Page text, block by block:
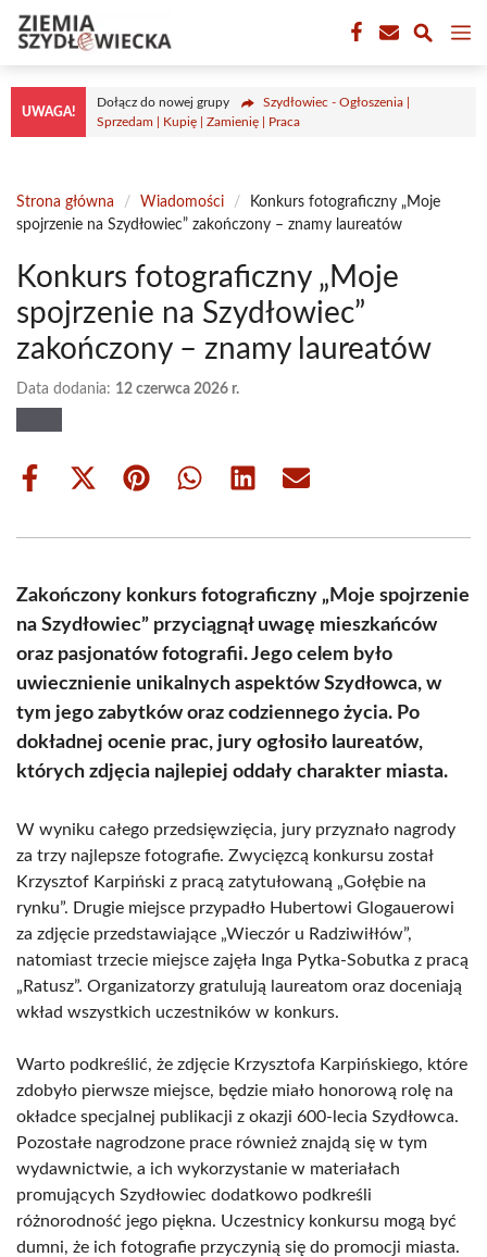
Przejdź
treści
UWAGA!
Dołącz do nowej grupy
Szydłowiec - Ogłoszenia |
Sprzedam | Kupię | Zamienię | Praca
Strona główna / Wiadomości /
Konkurs fotograficzny „Moje
spojrzenie na Szydłowiec” zakończony – znamy laureatów
Konkurs fotograficzny „Moje
spojrzenie na Szydłowiec”
zakończony – znamy laureatów
Data dodania: 12 czerwca 2026 r.
Share
Share
(Twitter)
Share Share Share Share
Zakończony konkurs fotograficzny „Moje spojrzenie
na Szydłowiec” przyciągnął uwagę mieszkańców
oraz pasjonatów fotografii. Jego celem było
uwiecznienie unikalnych aspektów Szydłowca, w
tym jego zabytków oraz codziennego życia. Po
dokładnej ocenie prac, jury ogłosiło laureatów,
których zdjęcia najlepiej oddały charakter miasta.
W wyniku całego przedsięwzięcia, jury przyznało nagrody
za trzy najlepsze fotografie. Zwycięzcą konkursu został
Krzysztof Karpiński z pracą zatytułowaną „Gołębie na
rynku”. Drugie miejsce przypadło Hubertowi Glogauerowi
za zdjęcie przedstawiające „Wieczór u Radziwiłłów”,
natomiast trzecie miejsce zajęła Inga Pytka-Sobutka z pracą
„Ratusz”. Organizatorzy gratulują laureatom oraz doceniają
wkład wszystkich uczestników w konkurs.
Warto podkreślić, że zdjęcie Krzysztofa Karpińskiego, które
zdobyło pierwsze miejsce, będzie miało honorową rolę na
okładce specjalnej publikacji z okazji 600-lecia Szydłowca.
Pozostałe nagrodzone prace również znajdą się w tym
wydawnictwie, a ich wykorzystanie w materiałach
promujących Szydłowiec dodatkowo podkreśli
różnorodność jego piękna. Uczestnicy konkursu mogą być
dumni, że ich fotografie przyczynią się do promocji miasta.